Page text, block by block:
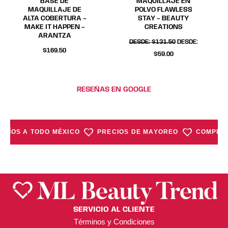
en
la
página
MAQUILLAJE DE
ALTA COBERTURA –
MAKE IT HAPPEN –
ARANTZA
$169.50
en
la
página
en
la
de
producto
POLVO FLAWLESS
STAY – BEAUTY
CREATIONS
DESDE:$131.50 DESDE:
$59.00
en
la
de
producto
RESEÑAS EN GOOGLE
A TODO MÉXICO PRECIOS DE MAYOREO
SERVICIO AL CLIENTE
Términos y Condiciones